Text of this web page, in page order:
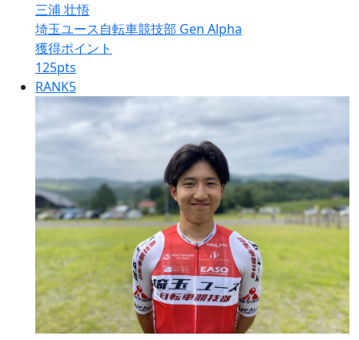
三浦 壮悟
埼玉ユース自転車競技部 Gen Alpha
獲得ポイント
125pts
RANK5